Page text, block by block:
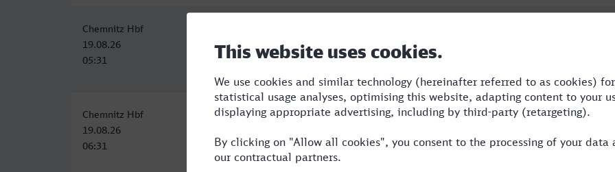
Chemnitz Hbf
19.08.26
05:31
19.08.26
11:11
Chemnitz Hbf
19.08.26
06:31
Unna
13:42
7:11 4 ICE,NX,MRB